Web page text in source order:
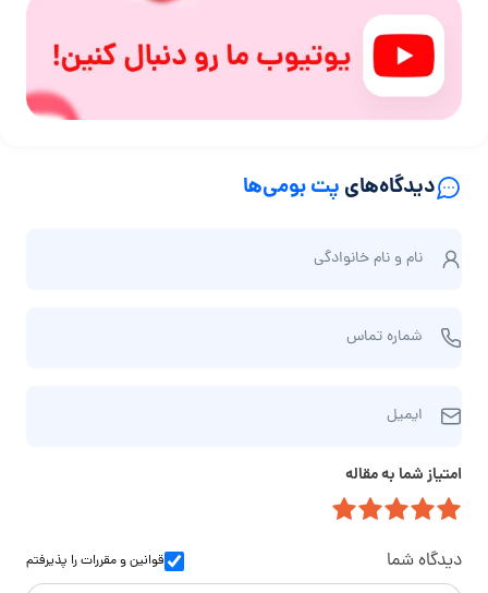
دیدگاه‌های پت بومی‌ها
ا
و
م‌
ا
ن
و
د
نام و نام‌ خانوادگی
م
ر
ا
شماره تماس
ی
ی
ل
ایمیل
امتیاز شما به مقاله
دیدگاه شما قوانین و مقرراترا پذیرفتم